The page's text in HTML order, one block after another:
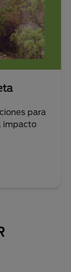
para
impacto